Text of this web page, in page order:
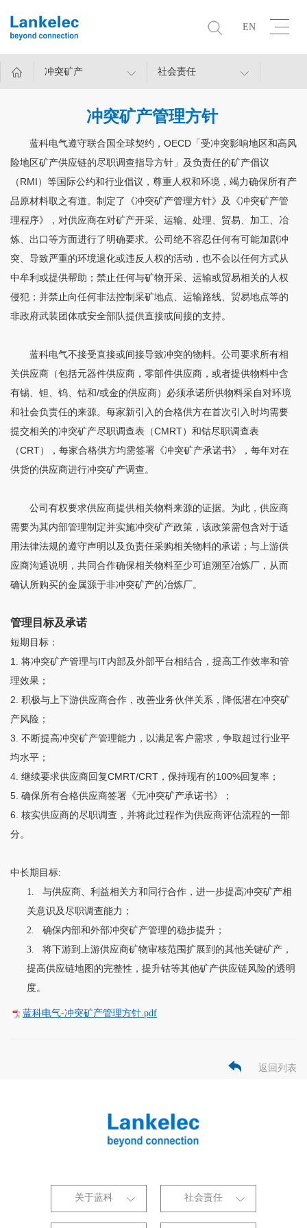
EN
冲突矿产 社会责任
冲突矿产管理方针
蓝科电气遵守联合国全球契约， OECD 「受冲突影响地区和高风
险地区矿产供应链的尽职调查指导方针」及负责任的矿产倡议
（ RMI ）等国际公约和行业倡议，尊重人权和环境，竭力确保所有产
品原材料取之有道。制定了《冲突矿产管理方针》及《冲突矿产管
理程序》，对供应商在对矿产开采、运输、处理、贸易、加工、冶
炼、出口等方面进行了明确要求。公司绝不容忍任何有可能加剧冲
突、导致严重的环境退化或违反人权的活动，也不会以任何方式从
中牟利或提供帮助；禁止任何与矿物开采、运输或贸易相关的人权
侵犯；并禁止向任何非法控制采矿地点、运输路线、贸易地点等的
非政府武装团体或安全部队提供直接或间接的支持。
蓝科电气不接受直接或间接导致冲突的物料。公司要求所有相
关供应商（包括元器件供应商，零部件供应商，或者提供物料中含
有锡、钽、钨、钴和/或金的供应商）必须承诺所供物料采自对环境
和社会负责任的来源。每家新引入的合格供方在首次引入时均需要
提交相关的冲突矿产尽职调查表（CMRT）和钴尽职调查表
（CRT），每家合格供方均需签署《冲突矿产承诺书》，每年对在
供货的供应商进行冲突矿产调查。
公司有权要求供应商提供相关物料来源的证据。为此，供应商
需要为其内部管理制定并实施冲突矿产政策，该政策需包含对于适
用法律法规的遵守声明以及负责任采购相关物料的承诺；与上游供
应商沟通说明，共同合作确保相关物料至少可追溯至冶炼厂，从而
确认所购买的金属源于非冲突矿产的冶炼厂。
管理目标及承诺
短期目标：
1. 将冲突矿产管理与IT内部及外部平台相结合，提高工作效率和管
理效果；
2. 积极与上下游供应商合作，改善业务伙伴关系，降低潜在冲突矿
产风险；
3. 不断提高冲突矿产管理能力，以满足客户需求，争取超过行业平
均水平；
4. 继续要求供应商回复CMRT/CRT ，保持现有的100%回复率；
5. 确保所有合格供应商签署《无冲突矿产承诺书》；
6. 核实供应商的尽职调查，并将此过程作为供应商评估流程的一部
分。
中长期目标:
1.
与供应商、利益相关方和同行合作，进一步提高冲突矿产相
关意识及尽职调查能力；
2.
确保内部和外部冲突矿产管理的稳步提升；
3.
将下游到上游供应商矿物审核范围扩展到的其他关键矿产，
提高供应链地图的完整性，提升钴等其他矿产供应链风险的透明
度。
蓝科电气-冲突矿产管理方针.pdf
返回列表
关于蓝科 社会责任